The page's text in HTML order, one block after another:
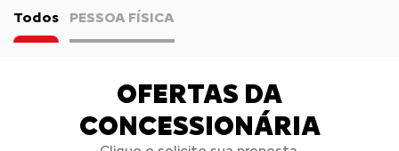
Todos PESSOA FÍSICA
OFERTAS DA
CONCESSIONÁRIA